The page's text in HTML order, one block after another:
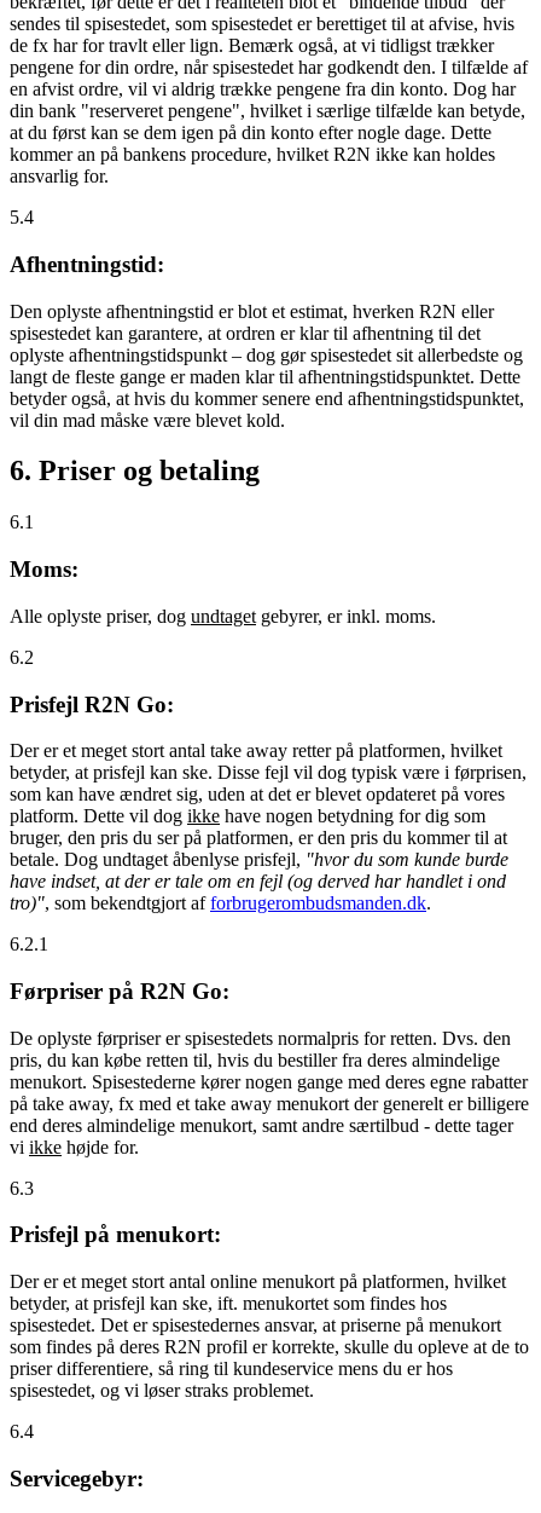
sendes til spisestedet, som spisestedet er berettiget til at afvise, hvis
de fx har for travlt eller lign. Bemærk også, at vi tidligst trækker
pengene for din ordre, når spisestedet har godkendt den. I tilfælde af
en afvist ordre, vil vi aldrig trække pengene fra din konto. Dog har
din bank "reserveret pengene", hvilket i særlige tilfælde kan betyde,
at du først kan se dem igen på din konto efter nogle dage. Dette
kommer an på bankens procedure, hvilket R2N ikke kan holdes
ansvarlig for.
5.4
Afhentningstid:
Den oplyste afhentningstid er blot et estimat, hverken R2N eller
spisestedet kan garantere, at ordren er klar til afhentning til det
oplyste afhentningstidspunkt – dog gør spisestedet sit allerbedste og
langt de fleste gange er maden klar til afhentningstidspunktet. Dette
betyder også, at hvis du kommer senere end afhentningstidspunktet,
vil din mad måske være blevet kold.
6. Priser og betaling
6.1
Moms:
Alle oplyste priser, dog undtaget gebyrer, er inkl. moms.
6.2
Prisfejl R2N Go:
Der er et meget stort antal take away retter på platformen, hvilket
betyder, at prisfejl kan ske. Disse fejl vil dog typisk være i førprisen,
som kan have ændret sig, uden at det er blevet opdateret på vores
platform. Dette vil dog ikke have nogen betydning for dig som
bruger, den pris du ser på platformen, er den pris du kommer til at
betale. Dog undtaget åbenlyse prisfejl, "hvor du som kunde burde
have indset, at der er tale om en fejl (og derved har handlet i ond
tro)", som bekendtgjort afforbrugerombudsmanden.dk.
6.2.1
Førpriser på R2N Go:
De oplyste førpriser er spisestedets normalpris for retten. Dvs. den
pris, du kan købe retten til, hvis du bestiller fra deres almindelige
menukort. Spisestederne kører nogen gange med deres egne rabatter
på take away, fx med et take away menukort der generelt er billigere
end deres almindelige menukort, samt andre særtilbud - dette tager
vi ikke højde for.
6.3
Prisfejl på menukort:
Der er et meget stort antal online menukort på platformen, hvilket
betyder, at prisfejl kan ske, ift. menukortet som findes hos
spisestedet. Det er spisestedernes ansvar, at priserne på menukort
som findes på deres R2N profil er korrekte, skulle du opleve at de to
priser differentiere, så ring til kundeservice mens du er hos
spisestedet, og vi løser straks problemet.
6.4
Servicegebyr: